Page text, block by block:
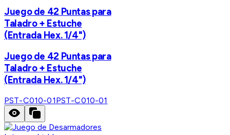
Juego de 42 Puntas para
Taladro + Estuche
(Entrada Hex. 1/4")
Juego de 42 Puntas para
Taladro + Estuche
(Entrada Hex. 1/4")
PST-C010-01PST-C010-01